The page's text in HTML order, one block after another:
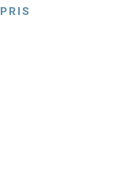
PRIS